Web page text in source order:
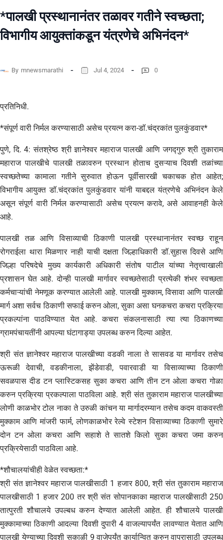
*पालखी प्रस्थानानंतर तळावर गतीने स्वच्छता;
विभागीय आयुक्तांकडून यंत्रणेचे अभिनंदन*
By mnewsmarathi Jul 4, 2024 0
प्रतिनिधी.
*संपूर्ण वारी निर्मल करण्यासाठी असेच प्रयत्न करा-डॉ.चंद्रकांत पुलकुंडवार*
पुणे, दि. 4: संतश्रेष्ठ श्री ज्ञानेश्वर महाराज पालखी आणि जगद्गुरु श्री तुकाराम
महाराज पालखीचे पालखी तळावरुन प्रस्थान होताच दुसऱ्याच दिवशी तळांच्या
स्वच्छतेच्या कामाला गतीने सुरुवात होऊन पूर्वीसारखी चकाचक होत आहेत;
विभागीय आयुक्त डॉ.चंद्रकांत पुलकुंडवार यांनी याबद्दल यंत्रणेचे अभिनंदन केले
असून संपूर्ण वारी निर्मल करण्यासाठी असेच प्रयत्न करावे, असे आवाहनही केले
आहे.
पालखी तळ आणि विसाव्याची ठिकाणी पालखी प्रस्थानानंतर स्वच्छ राहून
रोगराईला थारा मिळणार नाही याची दक्षता जिल्हाधिकारी डॉ.सुहास दिवसे आणि
जिल्हा परिषदेचे मुख्य कार्यकारी अधिकारी संतोष पाटील यांच्या नेतृत्त्वाखाली
प्रशासन घेत आहे. दोन्ही पालखी मार्गावर स्वच्छतेसाठी प्रत्येकी शंभर स्वच्छता
कर्मचाऱ्यांची नेमणूक करण्यात आलेली आहे. पालखी मुक्काम, विसावा आणि पालखी
मार्ग अशा सर्वच ठिकाणी सफाई करुन ओला, सुका असा घनकचरा कचरा प्रक्रिया
प्रकल्पांना पाठविण्यात येत आहे. कचरा संकलनासाठी त्या त्या ठिकाणच्या
ग्रामपंचायतींनी आपल्या घंटागाड्या उपलब्ध करुन दिल्या आहेत.
श्री संत ज्ञानेश्वर महाराज पालखीच्या वडकी नाला ते सासवड या मार्गावर तसेच
ऊरूळी देवाची, वडकीनाला, झेंडेवाडी, पवारवाडी या विसाव्याच्या ठिकाणी
सवळपास दीड टन प्लास्टिकसह सुका कचरा आणि तीन टन ओला कचरा गोळा
करुन प्रक्रिया प्रकल्पाला पाठविला आहे. श्री संत तुकाराम महाराज पालखीच्या
लोणी काळभोर टोल नाका ते उरुळी कांचन या मार्गादरम्यान तसेच कदम वाकवस्ती
मुक्काम आणि मांजरी फार्म, लोणकाळभोर रेल्वे स्टेशन विसाव्याच्या ठिकाणी सुमारे
दोन टन ओला कचरा आणि सहाशे ते सातशे किलो सुका कचरा जमा करुन
प्रक्रियेसाठी पाठविला आहे.
*शौचालयांचीही वेळेत स्वच्छता:*
श्री संत ज्ञानेश्वर महाराज पालखीसाठी 1 हजार 800, श्री संत तुकाराम महाराज
पालखीसाठी 1 हजार 200 तर श्री संत सोपानकाका महाराज पालखीसाठी 250
तात्पुरती शौचालये उपल्बध करुन देण्यात आलेली आहेत. ही शौचालये पालखी
मुक्कामाच्या ठिकाणी आदल्या दिवशी दुपारी 4 वाजल्यापर्यंत लावण्यात येतात आणि
पालखी येण्याच्या दिवशी सकाळी 9 वाजेपर्यंत कार्यान्वित करुन वापरासाठी उपलब्ध